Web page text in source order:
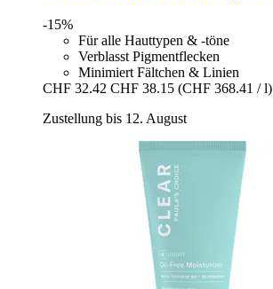
-15%
Für alle Hauttypen & -töne
Verblasst Pigmentflecken
Minimiert Fältchen & Linien
CHF 32.42 CHF 38.15 (CHF 368.41 / l)
Zustellung bis 12. August